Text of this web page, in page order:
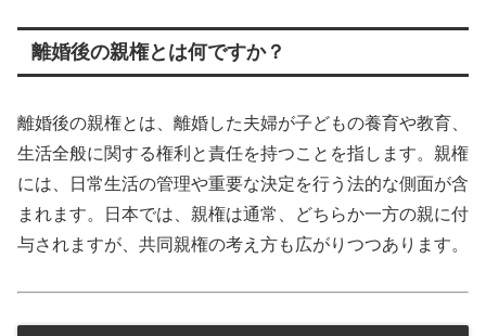
離婚後の親権とは何ですか？
離婚後の親権とは、離婚した夫婦が子どもの養育や教育、
生活全般に関する権利と責任を持つことを指します。親権
には、日常生活の管理や重要な決定を行う法的な側面が含
まれます。日本では、親権は通常、どちらか一方の親に付
与されますが、共同親権の考え方も広がりつつあります。